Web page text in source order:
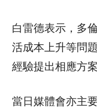
白雷德表示，多
活成本上升等問
經驗提出相應方案
當日媒體會亦主